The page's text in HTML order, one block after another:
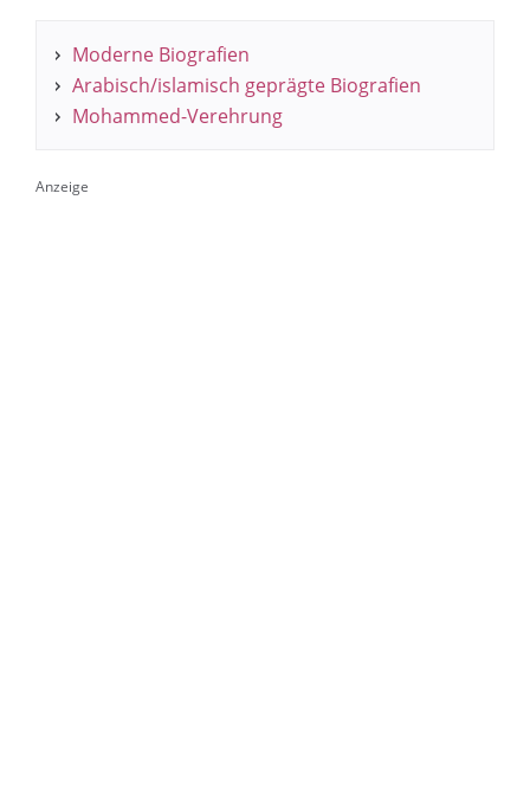
Moderne Biografien
Arabisch/islamisch geprägte Biografien
Mohammed-Verehrung
Anzeige